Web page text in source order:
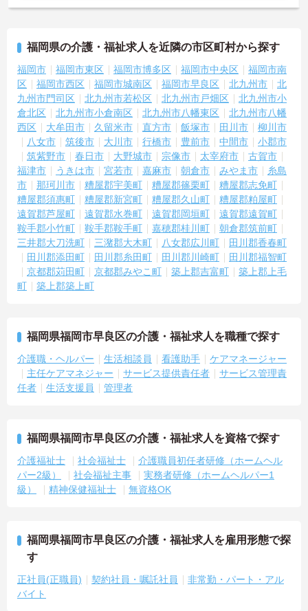
福岡県の介護・福祉求人を近隣の市区町村から探す
福岡市 福岡市東区 福岡市博多区 福岡市中央区
福岡市南
区
福岡市西区 福岡市城南区 福岡市早良区 北九州市
北
九州市門司区
北九州市若松区 北九州市戸畑区
北九州市小
倉北区
北九州市小倉南区 北九州市八幡東区
北九州市八幡
西区
大牟田市 久留米市 直方市 飯塚市 田川市
柳川市
八女市
筑後市 大川市 行橋市 豊前市 中間市
小郡市
筑紫野市
春日市 大野城市 宗像市 太宰府市
古賀市
福津市
うきは市 宮若市 嘉麻市 朝倉市 みやま市
糸島
市
那珂川市 糟屋郡宇美町 糟屋郡篠栗町
糟屋郡志免町
糟屋郡須惠町
糟屋郡新宮町 糟屋郡久山町
糟屋郡粕屋町
遠賀郡芦屋町
遠賀郡水巻町 遠賀郡岡垣町
遠賀郡遠賀町
鞍手郡小竹町
鞍手郡鞍手町 嘉穂郡桂川町
朝倉郡筑前町
三井郡大刀洗町
三潴郡大木町 八女郡広川町
田川郡香春町
田川郡添田町
田川郡糸田町 田川郡川崎町
田川郡福智町
京都郡苅田町
京都郡みやこ町 築上郡吉富町
築上郡上毛
町
築上郡築上町
福岡県福岡市早良区の介護・福祉求人を職種で探す
介護職・ヘルパー 生活相談員 看護助手
ケアマネージャー
主任ケアマネジャー
サービス提供責任者
サービス管理責
任者
生活支援員 管理者
福岡県福岡市早良区の介護・福祉求人を資格で探す
介護福祉士 社会福祉士
介護職員初任者研修（ホームヘル
パー2級）
社会福祉主事
実務者研修（ホームヘルパー1
級）
精神保健福祉士 無資格OK
福岡県福岡市早良区の介護・福祉求人を雇用形態で探
す
正社員(正職員) 契約社員・嘱託社員
非常勤・パート・アル
バイト